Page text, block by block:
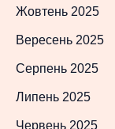
Жовтень 2025
Вересень 2025
Серпень 2025
Липень 2025
Червень 2025